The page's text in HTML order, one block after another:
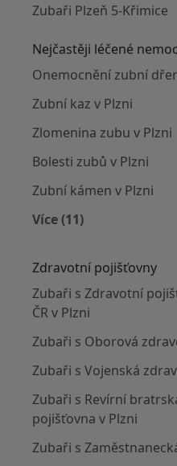
Zubaři Plzeň 5-Křimice
Nejčastěji léčené
Onemocnění zubní
Zubní kaz v Plzni
Zlomenina zubu v Plzni
Bolesti zubů v Plzni
Zubní kámen v Plzni
Více (11)
Zdravotní pojišťovny
Zubaři s Zdravotní
ČR v Plzni
Zubaři s Oborová
Zubaři s Vojenská
Zubaři s Revírní
pojišťovna v Plzni
Zubaři s